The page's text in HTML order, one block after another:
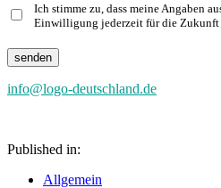
Ich stimme zu, dass meine Angaben
Einwilligung jederzeit für die Zukunft
info@logo-deutschland.de
Published in:
Allgemein